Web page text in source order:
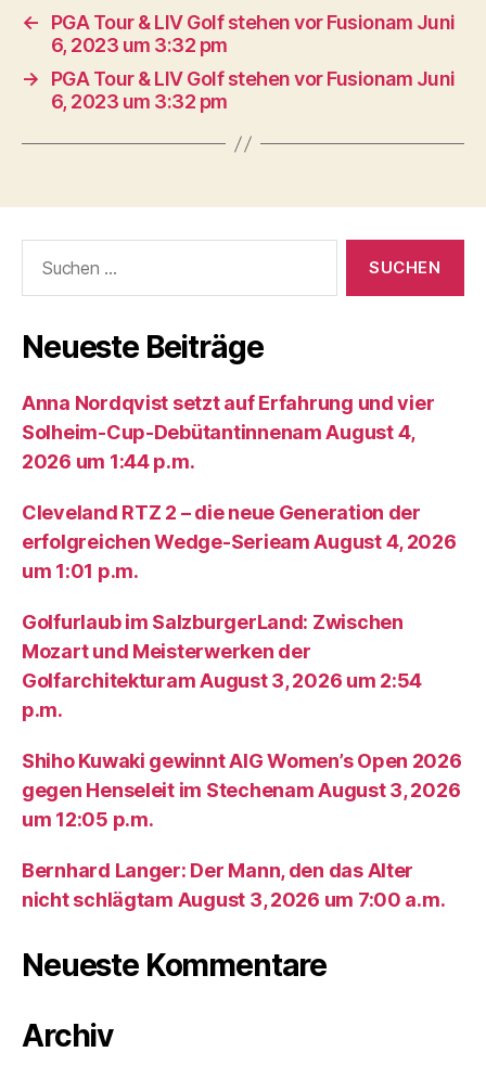
←
PGA Tour & LIV Golf stehen vor Fusionam Juni
6, 2023 um 3:32 pm
→
PGA Tour & LIV Golf stehen vor Fusionam Juni
6, 2023 um 3:32 pm
nach:
Neueste Beiträge
Anna Nordqvist setzt auf Erfahrung und vier
Solheim-Cup-Debütantinnenam August 4,
2026 um 1:44 p.m.
Cleveland RTZ 2 – die neue Generation der
erfolgreichen Wedge-Serieam August 4, 2026
um 1:01 p.m.
Golfurlaub im SalzburgerLand: Zwischen
Mozart und Meisterwerken der
Golfarchitekturam August 3, 2026 um 2:54
p.m.
Shiho Kuwaki gewinnt AIG Women’s Open 2026
gegen Henseleit im Stechenam August 3, 2026
um 12:05 p.m.
Bernhard Langer: Der Mann, den das Alter
nicht schlägtam August 3, 2026 um 7:00 a.m.
Neueste Kommentare
Archiv